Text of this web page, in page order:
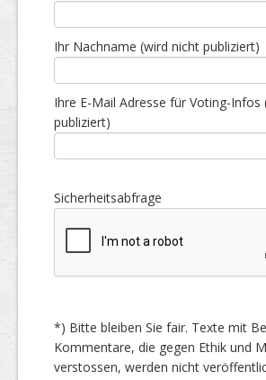
Ihr Nachname (wird nicht publiziert)
Ihre E-Mail Adresse für Voting-Infos
publiziert)
Sicherheitsabfrage
*) Bitte bleiben Sie fair. Texte mit
Kommentare, die gegen Ethik und
verstossen, werden nicht